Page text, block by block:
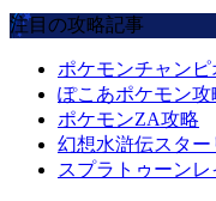
注目の攻略記事
ポケモンチャン
ぽこあポケモン攻
ポケモンZA攻略
幻想水滸伝スター
スプラトゥーン